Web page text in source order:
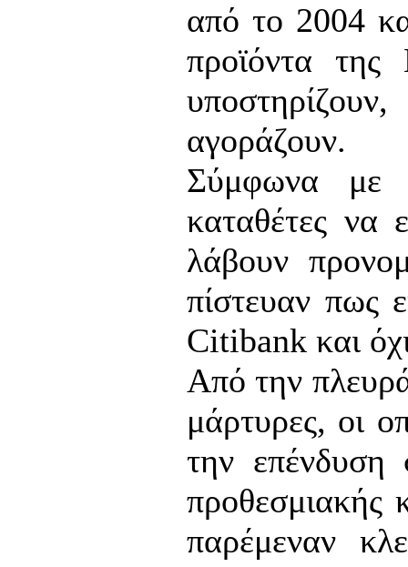
από το 2004
προϊόντα
αγοράζουν.
Σύμφωνα με
καταθέτες να
λάβουν
πίστευαν πως
Citibank και
Από την
μάρτυρες, οι
την επένδυση
προθεσμιακής
παρέμεναν